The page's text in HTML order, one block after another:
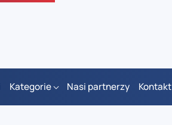
Kategorie Nasi partnerzy Kontakt